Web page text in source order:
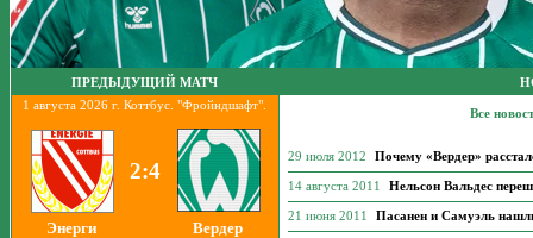
ПРЕДЫДУЩИЙ МАТЧ
1 августа 2026 г. Коттбус. "Фройндшафт".
2:4
Энерги Вердер
Все
29 июля 2012 Почему «Вердер»
14 августа 2011 Нельсон Вальдес
21 июня 2011 Пасанен и Самуэль